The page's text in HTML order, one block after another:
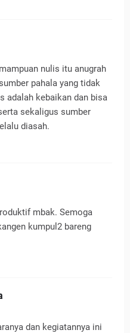
nulis itu anugrah
pahala yang tidak
adalah kebaikan dan bisa
sekaligus sumber
diasah.
mbak. Semoga
kumpul2 bareng
dan kegiatannya ini